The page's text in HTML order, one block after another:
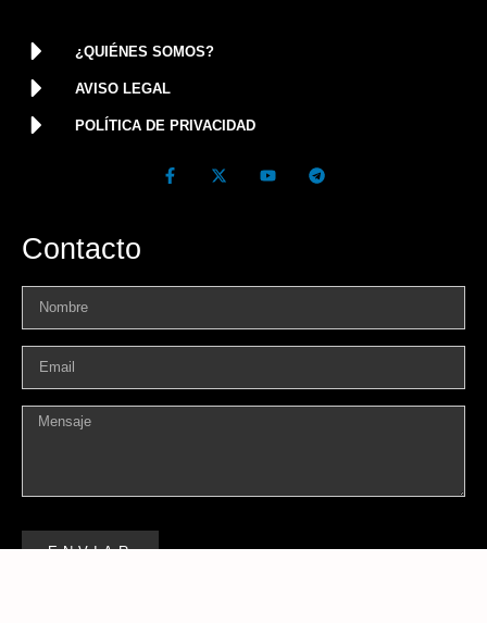
¿QUIÉNES SOMOS?
AVISO LEGAL
POLÍTICA DE PRIVACIDAD
Contacto
ENVIAR